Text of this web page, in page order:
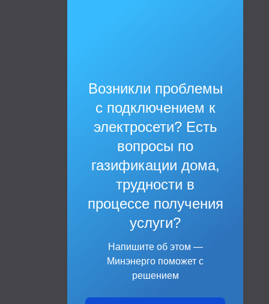
Возникли проблемы
с подключением к
электросети? Есть
вопросы по
газификации дома,
трудности в
процессе получения
услуги?
Напишите об этом —
Минэнерго поможет с
решением